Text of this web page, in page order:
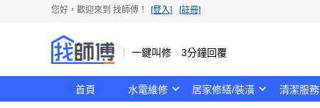
您好，歡迎來到 找師傅 ！ [登入] [註冊]
一鍵叫修 3分鐘回覆
首頁 水電維修 居家修繕/裝潢 清潔服務